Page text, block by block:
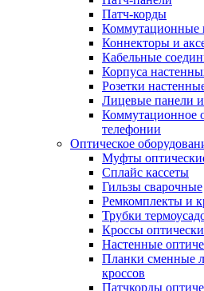
Патч-корды
Коммутационные
Коннекторы и
Кабельные
Корпуса
Розетки
Лицевые панели и
Коммутационное
телефонии
Оптическое
Муфты
Сплайс кассеты
Гильзы сварочные
Ремкомплекты и
Трубки
Кроссы
Настенные
Планки сменные
кроссов
Патчкорды